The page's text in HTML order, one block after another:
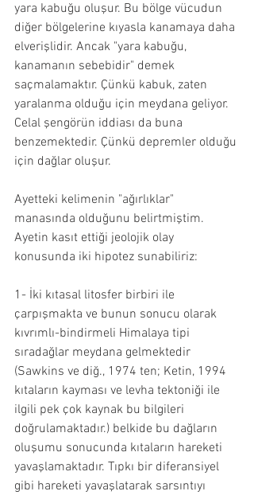
yara kabuğu oluşur. Bu bölge vücudun
diğer bölgelerine kıyasla kanamaya daha
elverişlidir. Ancak "yara kabuğu,
kanamanın sebebidir" demek
saçmalamaktır. Çünkü kabuk, zaten
yaralanma olduğu için meydana geliyor.
Celal şengörün iddiası da buna
benzemektedir. Çünkü depremler olduğu
için dağlar oluşur.
Ayetteki kelimenin "ağırlıklar"
manasında olduğunu belirtmiştim.
Ayetin kasıt ettiği jeolojik olay
konusunda iki hipotez sunabiliriz:
1- İki kıtasal litosfer birbiri ile
çarpışmakta ve bunun sonucu olarak
kıvrımlı-bindirmeli Himalaya tipi
sıradağlar meydana gelmektedir
(Sawkins ve diğ., 1974 ten; Ketin, 1994
kıtaların kayması ve levha tektoniği ile
ilgili pek çok kaynak bu bilgileri
doğrulamaktadır.) belkide bu dağların
oluşumu sonucunda kıtaların hareketi
yavaşlamaktadır. Tıpkı bir diferansiyel
gibi hareketi yavaşlatarak sarsıntıyı